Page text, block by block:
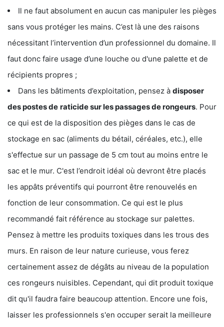
Il ne faut absolument en aucun cas manipuler les pièges
sans vous protéger les mains. C’est là une des raisons
nécessitant l’intervention d’un professionnel du domaine. Il
faut donc faire usage d’une louche ou d'une palette et de
récipients propres ;
Dans les bâtiments d’exploitation, pensez à disposer
des postes de raticide sur les passages de rongeurs. Pour
ce qui est de la disposition des pièges dans le cas de
stockage en sac (aliments du bétail, céréales, etc.), elle
s'effectue sur un passage de 5 cm tout au moins entre le
sac et le mur. C'est l’endroit idéal où devront être placés
les appâts préventifs qui pourront être renouvelés en
fonction de leur consommation. Ce qui est le plus
recommandé fait référence au stockage sur palettes.
Pensez à mettre les produits toxiques dans les trous des
murs. En raison de leur nature curieuse, vous ferez
certainement assez de dégâts au niveau de la population
ces rongeurs nuisibles. Cependant, qui dit produit toxique
dit qu'il faudra faire beaucoup attention. Encore une fois,
laisser les professionnels s'en occuper serait la meilleure